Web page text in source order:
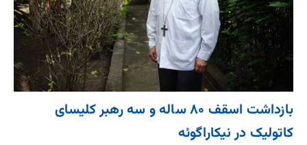
بازداشت اسقف ۸۰ ساله و سه رهبر کلیسای
کاتولیک در نیکاراگوئه